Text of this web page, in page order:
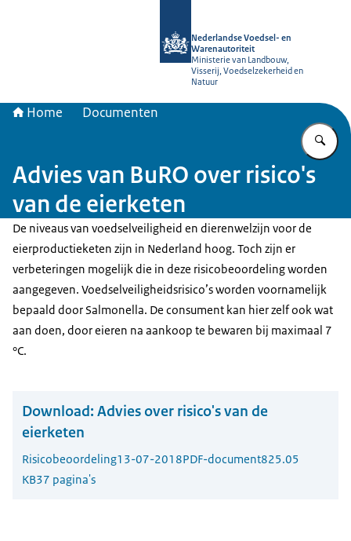
Nederlandse Voedsel- en
Warenautoriteit
Ministerie van Landbouw,
Visserij, Voedselzekerheid en
Natuur
Home Documenten
Advies van BuRO over risico's
van de eierketen
De niveaus van voedselveiligheid en dierenwelzijn voor de
eierproductieketen zijn in Nederland hoog. Toch zijn er
verbeteringen mogelijk die in deze risicobeoordeling worden
aangegeven. Voedselveiligheidsrisico’s worden voornamelijk
bepaald door Salmonella. De consument kan hier zelf ook wat
aan doen, door eieren na aankoop te bewaren bij maximaal 7
°C.
Download: Advies over risico's van de
eierketen
Risicobeoordeling13-07-2018PDF-document825.05
KB37 pagina's